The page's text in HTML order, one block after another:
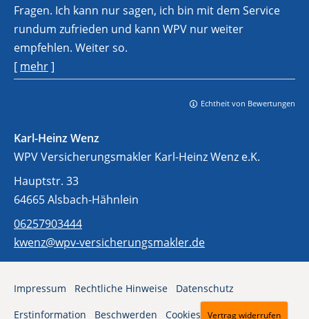
Fragen. Ich kann nur sagen, ich bin mit dem Service
rundum zufrieden und kann WPV nur weiter
empfehlen. Weiter so.
[ mehr]
Echtheit von Bewertungen
Karl-Heinz Wenz
WPV Versicherungsmakler Karl-Heinz Wenz e.K.
Hauptstr. 33
64665 Alsbach-Hähnlein
06257903444
kwenz@wpv-versicherungsmakler.de
Impressum Rechtliche Hinweise Datenschutz
Erstinformation
Beschwerden Cookies Vertrag widerrufen